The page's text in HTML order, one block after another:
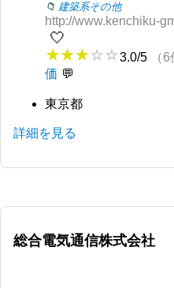
建築系その他
http://www.kenchiku-
🤍
3.0/5 （
価
東京都
詳細を見る
総合電気通信株式会社